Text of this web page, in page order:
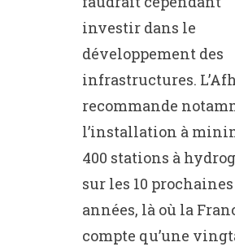
investir dans le
développement des
infrastructures.
recommande
l’installation à
400 stations à
sur les 10 prochaines
années, là où la
compte qu’une